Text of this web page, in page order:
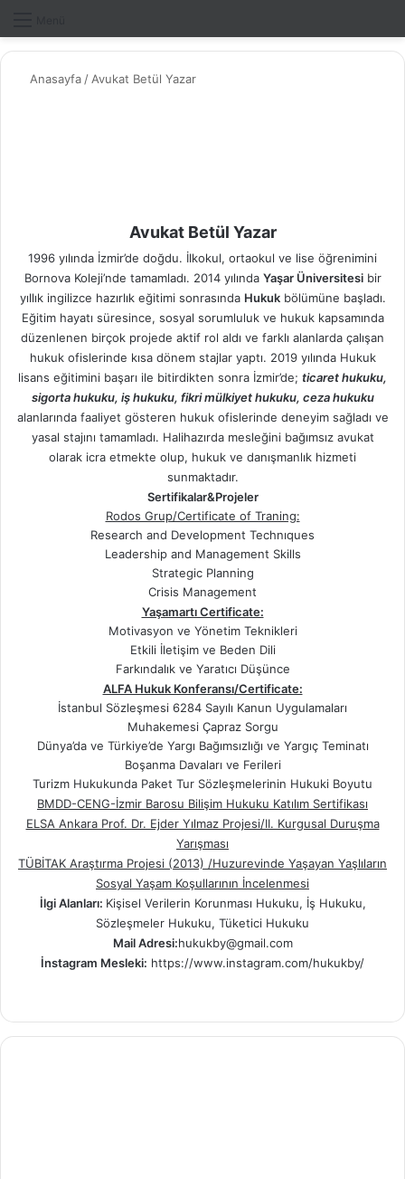
Anasayfa / Avukat Betül Yazar
Avukat Betül Yazar
1996 yılında İzmir’de doğdu. İlkokul, ortaokul ve lise öğrenimini
Bornova Koleji’nde tamamladı. 2014 yılında Yaşar Üniversitesibir
yıllık ingilizce hazırlık eğitimi sonrasında Hukukbölümüne başladı.
Eğitim hayatı süresince, sosyal sorumluluk ve hukuk kapsamında
düzenlenen birçok projede aktif rol aldı ve farklı alanlarda çalışan
hukuk ofislerinde kısa dönem stajlar yaptı. 2019 yılında Hukuk
lisans eğitimini başarı ile bitirdikten sonra İzmir’de; ticaret hukuku,
sigorta hukuku, iş hukuku, fikri mülkiyet hukuku, ceza hukuku
alanlarında faaliyet gösteren hukuk ofislerinde deneyim sağladı ve
yasal stajını tamamladı. Halihazırda mesleğini bağımsız avukat
olarak icra etmekte olup, hukuk ve danışmanlık hizmeti
sunmaktadır.
Sertifikalar&Projeler
Rodos Grup/Certificate of Traning:
Research and Development Technıques
Leadership and Management Skills
Strategic Planning
Crisis Management
Yaşamartı Certificate:
Motivasyon ve Yönetim Teknikleri
Etkili İletişim ve Beden Dili
Farkındalık ve Yaratıcı Düşünce
ALFA Hukuk Konferansı/Certificate:
İstanbul Sözleşmesi 6284 Sayılı Kanun Uygulamaları
Muhakemesi Çapraz Sorgu
Dünya’da ve Türkiye’de Yargı Bağımsızlığı ve Yargıç Teminatı
Boşanma Davaları ve Ferileri
Turizm Hukukunda Paket Tur Sözleşmelerinin Hukuki Boyutu
BMDD-CENG-İzmir Barosu Bilişim Hukuku Katılım Sertifikası
ELSA Ankara Prof. Dr. Ejder Yılmaz Projesi/II. Kurgusal Duruşma
Yarışması
TÜBİTAK Araştırma Projesi (2013) /Huzurevinde Yaşayan Yaşlıların
Sosyal Yaşam Koşullarının İncelenmesi
İlgi Alanları: Kişisel Verilerin Korunması Hukuku, İş Hukuku,
Sözleşmeler Hukuku, Tüketici Hukuku
Mail Adresi:hukukby@gmail.com
İnstagram Mesleki: https://www.instagram.com/hukukby/
ra